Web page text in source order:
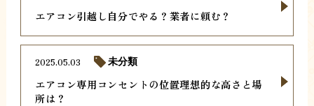
エアコン引越し自分でやる？業者に頼む？
エアコン専用コンセントの位置理想的な高さと場
所は？
2025.05.03 未分類